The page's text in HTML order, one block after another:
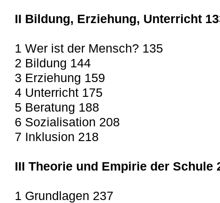
II Bildung, Erziehung, Unterricht
1 Wer ist der Mensch? 135
2 Bildung 144
3 Erziehung 159
4 Unterricht 175
5 Beratung 188
6 Sozialisation 208
7 Inklusion 218
III Theorie und Empirie der Schule
1 Grundlagen 237